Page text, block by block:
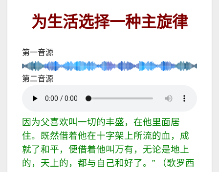
为生活选择一种主旋律
第一音源
第二音源
因为父喜欢叫一切的丰盛，在他里面居
住。既然借着他在十字架上所流的血，成
就了和平，便借着他叫万有，无论是地上
的，天上的，都与自己和好了。” （歌罗西